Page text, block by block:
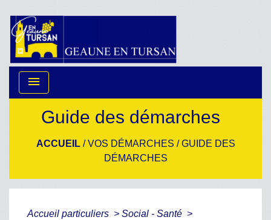
menu
Guide des démarches
ACCUEIL/VOS DÉMARCHES /GUIDE DES
DÉMARCHES
Accueil particuliers > Social - Santé >